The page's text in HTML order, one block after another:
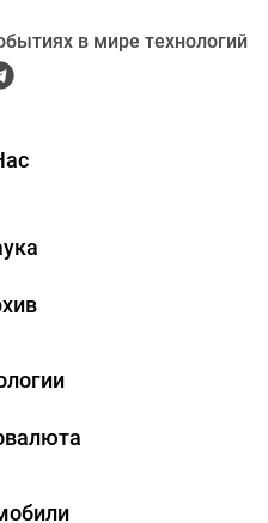
в мире технологий